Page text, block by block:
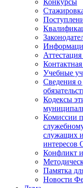
Конкурсы
Учебные
Сведения о
Кодексы
Комиссии
служащих
интересов
Конфликт
Памятка
Новости